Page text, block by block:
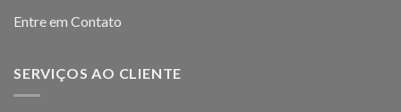
Entre em Contato
SERVIÇOS AO CLIENTE